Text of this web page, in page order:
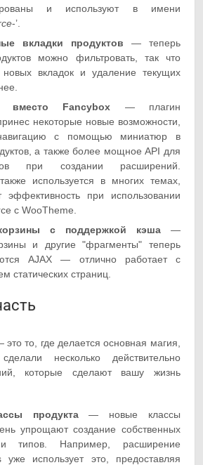
и используют в имени
-’.
вкладки продуктов — теперь
можно фильтровать, так что
новых вкладок и удаление текущих
вместо Fancybox — плагин
некоторые новые возможности,
с помощью миниатюр в
а также более мощное API для
при создании расширений.
используется в многих темах,
эффективность при использовании
с WooTheme.
с поддержкой кэша—
и другие "фрагменты" теперь
AJAX — отлично работает с
статических страниц.
то, где делается основная магия,
несколько действительно
которые сделают вашу жизнь
продукта— новые классы
упрощают создание собственных
и типов. Например, расширение
уже использует это, предоставляя